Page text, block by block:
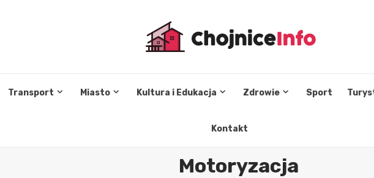
Transport Miasto Kultura i Edukacja Zdrowie Sport
Kontakt
Motoryzacja